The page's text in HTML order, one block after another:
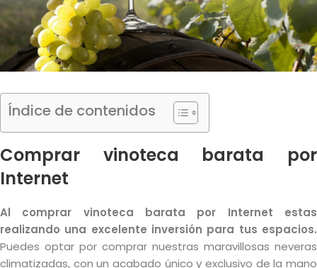
Índice de contenidos
Comprar vinoteca barata por
Internet
Al comprar vinoteca barata por Internet estas
realizando una excelente inversión para tus espacios.
Puedes optar por comprar nuestras maravillosas neveras
climatizadas, con un acabado único y exclusivo de la mano